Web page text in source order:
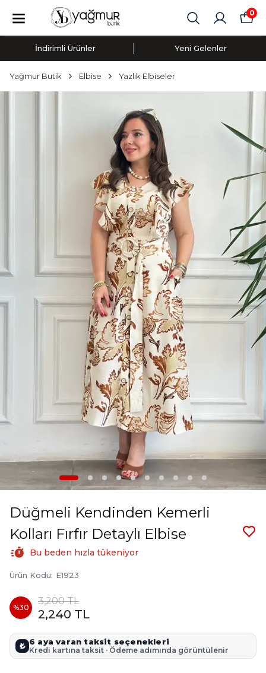
0
İndirimli Ürünler Yeni Gelenler
Yağmur Butik Elbise Yazlık Elbiseler
Düğmeli Kendinden Kemerli
Kolları Fırfır Detaylı Elbise
Bu beden hızla tükeniyor
Ürün Kodu: E1923
%30
3,200 TL
2,240 TL
₺ 6 aya varan taksit seçenekleri
Kredi kartına taksit · Ödeme adımında görüntülenir